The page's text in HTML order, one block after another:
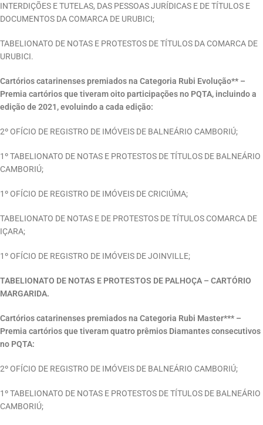
INTERDIÇÕES E TUTELAS, DAS PESSOAS JURÍDICAS E DE TÍTULOS E
DOCUMENTOS DA COMARCA DE URUBICI;
TABELIONATO DE NOTAS E PROTESTOS DE TÍTULOS DA COMARCA DE
URUBICI.
Cartórios catarinenses premiados na Categoria Rubi Evolução** –
Premia cartórios que tiveram oito participações no PQTA, incluindo a
edição de 2021, evoluindo a cada edição:
2º OFÍCIO DE REGISTRO DE IMÓVEIS DE BALNEÁRIO CAMBORIÚ;
1º TABELIONATO DE NOTAS E PROTESTOS DE TÍTULOS DE BALNEÁRIO
CAMBORIÚ;
1º OFÍCIO DE REGISTRO DE IMÓVEIS DE CRICIÚMA;
TABELIONATO DE NOTAS E DE PROTESTOS DE TÍTULOS COMARCA DE
IÇARA;
1º OFÍCIO DE REGISTRO DE IMÓVEIS DE JOINVILLE;
TABELIONATO DE NOTAS E PROTESTOS DE PALHOÇA – CARTÓRIO
MARGARIDA.
Cartórios catarinenses premiados na Categoria Rubi Master*** –
Premia cartórios que tiveram quatro prêmios Diamantes consecutivos
no PQTA:
2º OFÍCIO DE REGISTRO DE IMÓVEIS DE BALNEÁRIO CAMBORIÚ;
1º TABELIONATO DE NOTAS E PROTESTOS DE TÍTULOS DE BALNEÁRIO
CAMBORIÚ;